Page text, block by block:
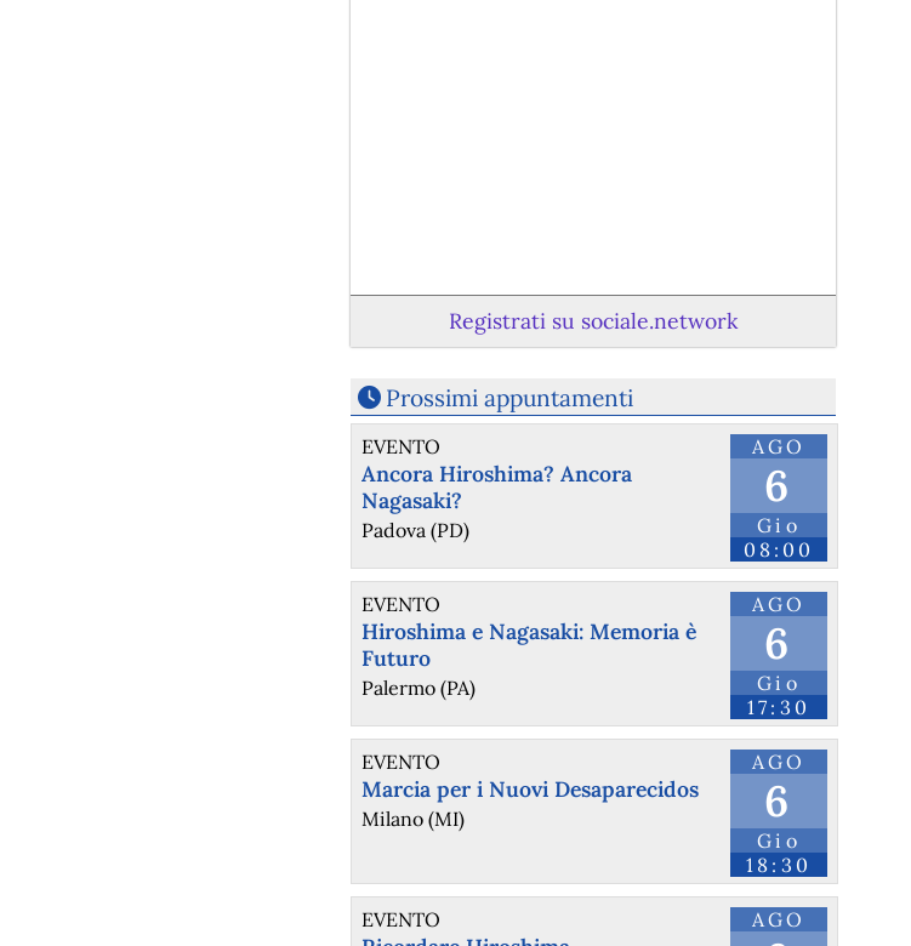
Registrati su sociale.network
Prossimi appuntamenti
AGO
6
Gio
08:00
EVENTO
Ancora Hiroshima? Ancora
Nagasaki?
Padova (PD)
AGO
6
Gio
17:30
EVENTO
Hiroshima e Nagasaki: Memoria è
Futuro
Palermo (PA)
AGO
6
Gio
18:30
EVENTO
Marcia per i Nuovi Desaparecidos
Milano (MI)
AGO
EVENTO